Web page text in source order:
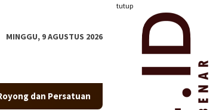
tutup
MINGGU, 9 AGUSTUS 2026
Pastikan Peserta Aman, Puskesmas